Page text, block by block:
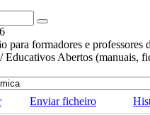
para formadores e
Educativos Abertos (manuais,
Enviar ficheiro